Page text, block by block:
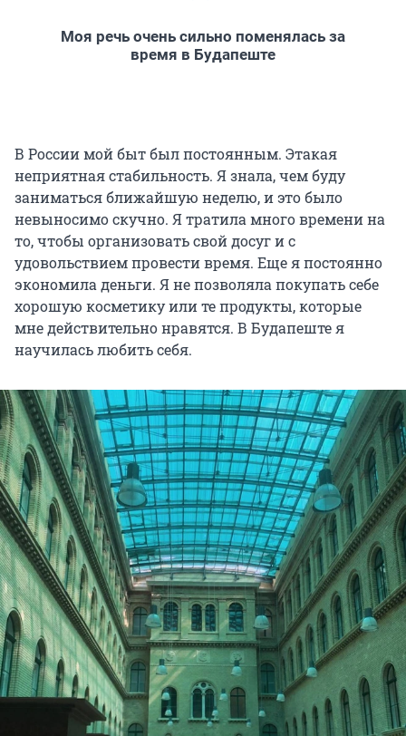
Моя речь очень сильно поменялась за
время в Будапеште
В России мой быт был постоянным. Этакая
неприятная стабильность. Я знала, чем буду
заниматься ближайшую неделю, и это было
невыносимо скучно. Я тратила много времени на
то, чтобы организовать свой досуг и с
удовольствием провести время. Еще я постоянно
экономила деньги. Я не позволяла покупать себе
хорошую косметику или те продукты, которые
мне действительно нравятся. В Будапеште я
научилась любить себя.